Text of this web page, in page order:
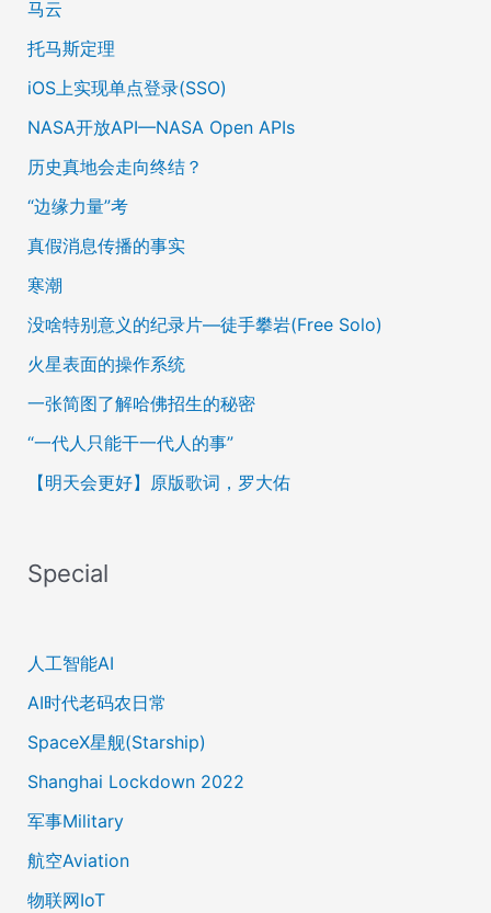
马云
托马斯定理
iOS上实现单点登录(SSO)
NASA开放API—NASA Open APIs
历史真地会走向终结？
“边缘力量”考
真假消息传播的事实
寒潮
没啥特别意义的纪录片—徒手攀岩(Free Solo)
火星表面的操作系统
一张简图了解哈佛招生的秘密
“一代人只能干一代人的事”
【明天会更好】原版歌词，罗大佑
Special
人工智能AI
AI时代老码农日常
SpaceX星舰(Starship)
Shanghai Lockdown 2022
军事Military
航空Aviation
物联网IoT